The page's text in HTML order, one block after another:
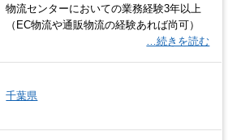
物流センターにおいての業務経験3年以上
（EC物流や通販物流の経験あれば尚可）
…続きを読む
千葉県